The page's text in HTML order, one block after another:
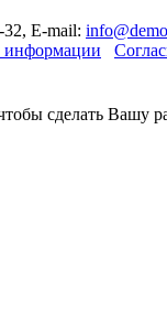
E-mail:
информации
сделать Вашу